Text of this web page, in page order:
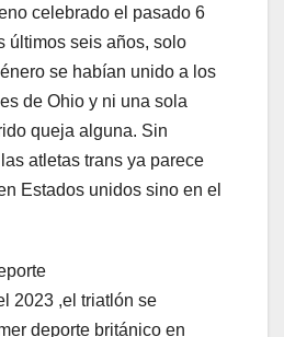
celebrado el pasado 6
últimos seis años, solo
se habían unido a los
de Ohio y ni una sola
queja alguna. Sin
atletas trans ya parece
Estados unidos sino en el
2023 ,el triatlón se
deporte británico en